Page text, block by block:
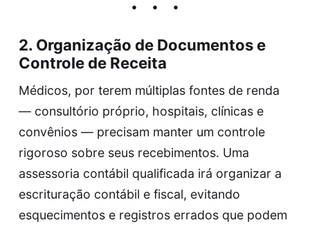
2. Organização de Documentos e
Controle de Receita
Médicos, por terem múltiplas fontes de renda
— consultório próprio, hospitais, clínicas e
convênios — precisam manter um controle
rigoroso sobre seus recebimentos. Uma
assessoria contábil qualificada irá organizar a
escrituração contábil e fiscal, evitando
esquecimentos e registros errados que podem